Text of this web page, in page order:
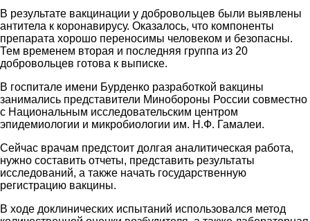
В результате вакцинации у добровольцев были выявлены
антитела к коронавирусу. Оказалось, что компоненты
препарата хорошо переносимы человеком и безопасны.
Тем временем вторая и последняя группа из 20
добровольцев готова к выписке.
В госпитале имени Бурденко разработкой вакцины
занимались представители Минобороны России совместно
с Национальным исследовательским центром
эпидемиологии и микробиологии им. Н.Ф. Гамалеи.
Сейчас врачам предстоит долгая аналитическая работа,
нужно составить отчеты, представить результаты
исследований, а также начать государственную
регистрацию вакцины.
В ходе доклинических испытаний использовался метод